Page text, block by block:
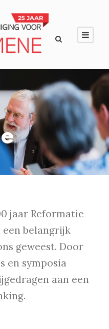
jaar Reformatie
een belangrijk
geweest. Door
en symposia
aan een